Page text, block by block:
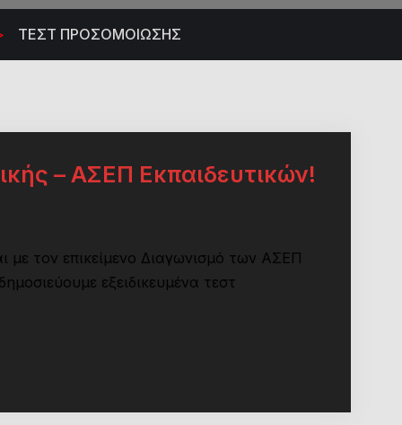
ΤΕΣΤ ΠΡΟΣΟΜΟΙΩΣΗΣ
– ΑΣΕΠ Εκπαιδευτικών!
τον επικείμενο Διαγωνισμό των ΑΣΕΠ
εξειδικευμένα τεστ